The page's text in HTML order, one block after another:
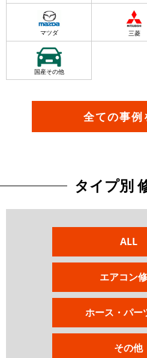
マツダ 三菱
国産その他
全ての事例
タイプ別
ALL
エアコン
ホース・パー
その他